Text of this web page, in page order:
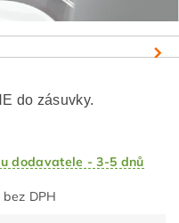
do zásuvky.
dodavatele - 3-5 dnů
872,73 Kč bez DPH